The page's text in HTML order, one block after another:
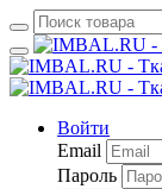
Войти
Email
Пароль